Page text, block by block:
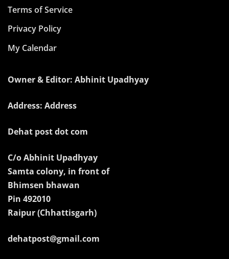
Terms of Service
Privacy Policy
My Calendar
Owner & Editor: Abhinit Upadhyay
Address: Address
Dehat post dot com
C/o Abhinit Upadhyay
Samta colony, in front of
Bhimsen bhawan
Pin 492010
Raipur (Chhattisgarh)
dehatpost@gmail.com